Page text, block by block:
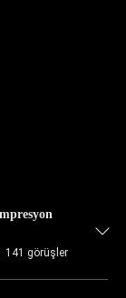
141 görüşler